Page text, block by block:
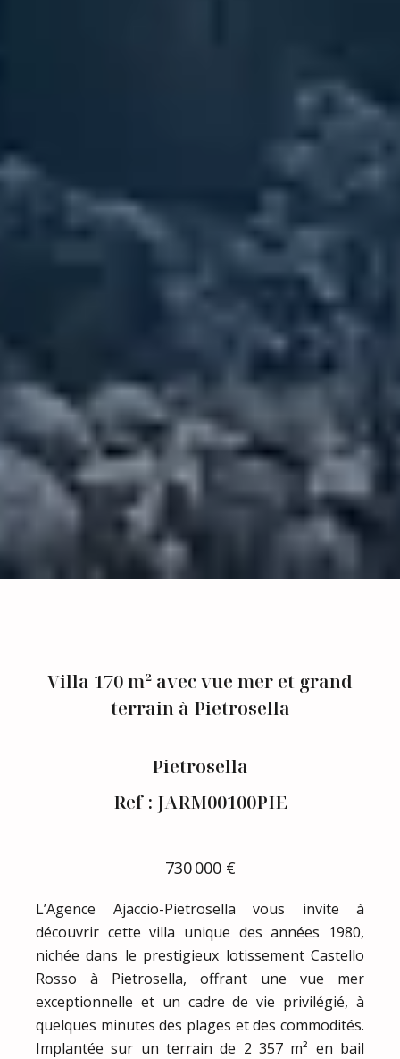
Villa 170 m² avec vue mer et grand
terrain à Pietrosella
Pietrosella
Ref : JARM00100PIE
730 000 €
L’Agence Ajaccio-Pietrosella vous invite à
découvrir cette villa unique des années 1980,
nichée dans le prestigieux lotissement Castello
Rosso à Pietrosella, offrant une vue mer
exceptionnelle et un cadre de vie privilégié, à
quelques minutes des plages et des commodités.
Implantée sur un terrain de 2 357 m² en bail